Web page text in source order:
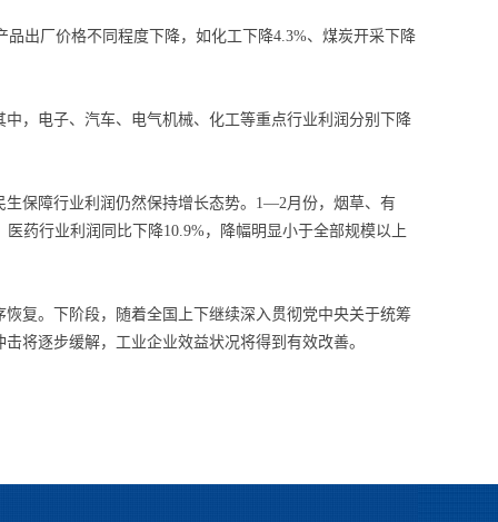
出厂价格不同程度下降，如化工下降4.3%、煤炭开采下降
，电子、汽车、电气机械、化工等重点行业利润分别下降
保障行业利润仍然保持增长态势。1—2月份，烟草、有
药行业利润同比下降10.9%，降幅明显小于全部规模以上
复。下阶段，随着全国上下继续深入贯彻党中央关于统筹
将逐步缓解，工业企业效益状况将得到有效改善。